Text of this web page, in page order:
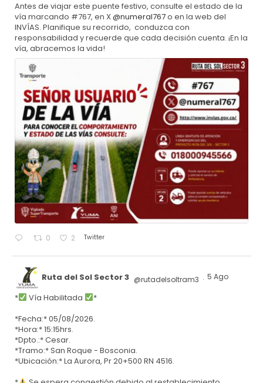
Antes de viajar este puente festivo, consulte el estado de la
vía marcando #767, en X@numeral767o en la web del
INVÍAS. Planifique su recorrido, conduzca con
responsabilidad y recuerde que cada decisión cuenta. ¡En la
vía, abracemos la vida!
0 2 Twitter
Ruta del Sol Sector 3 @rutadelsoltram3 · 5 Ago
* Vía Habilitada
*
*Fecha:* 05/08/2026.
*Hora:* 15:15hrs.
*Dpto.:* Cesar.
*Tramo:* San Roque - Bosconia.
*Ubicación:* La Aurora, Pr 20+500 RN 4516.